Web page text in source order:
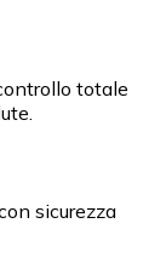
totale
sicurezza